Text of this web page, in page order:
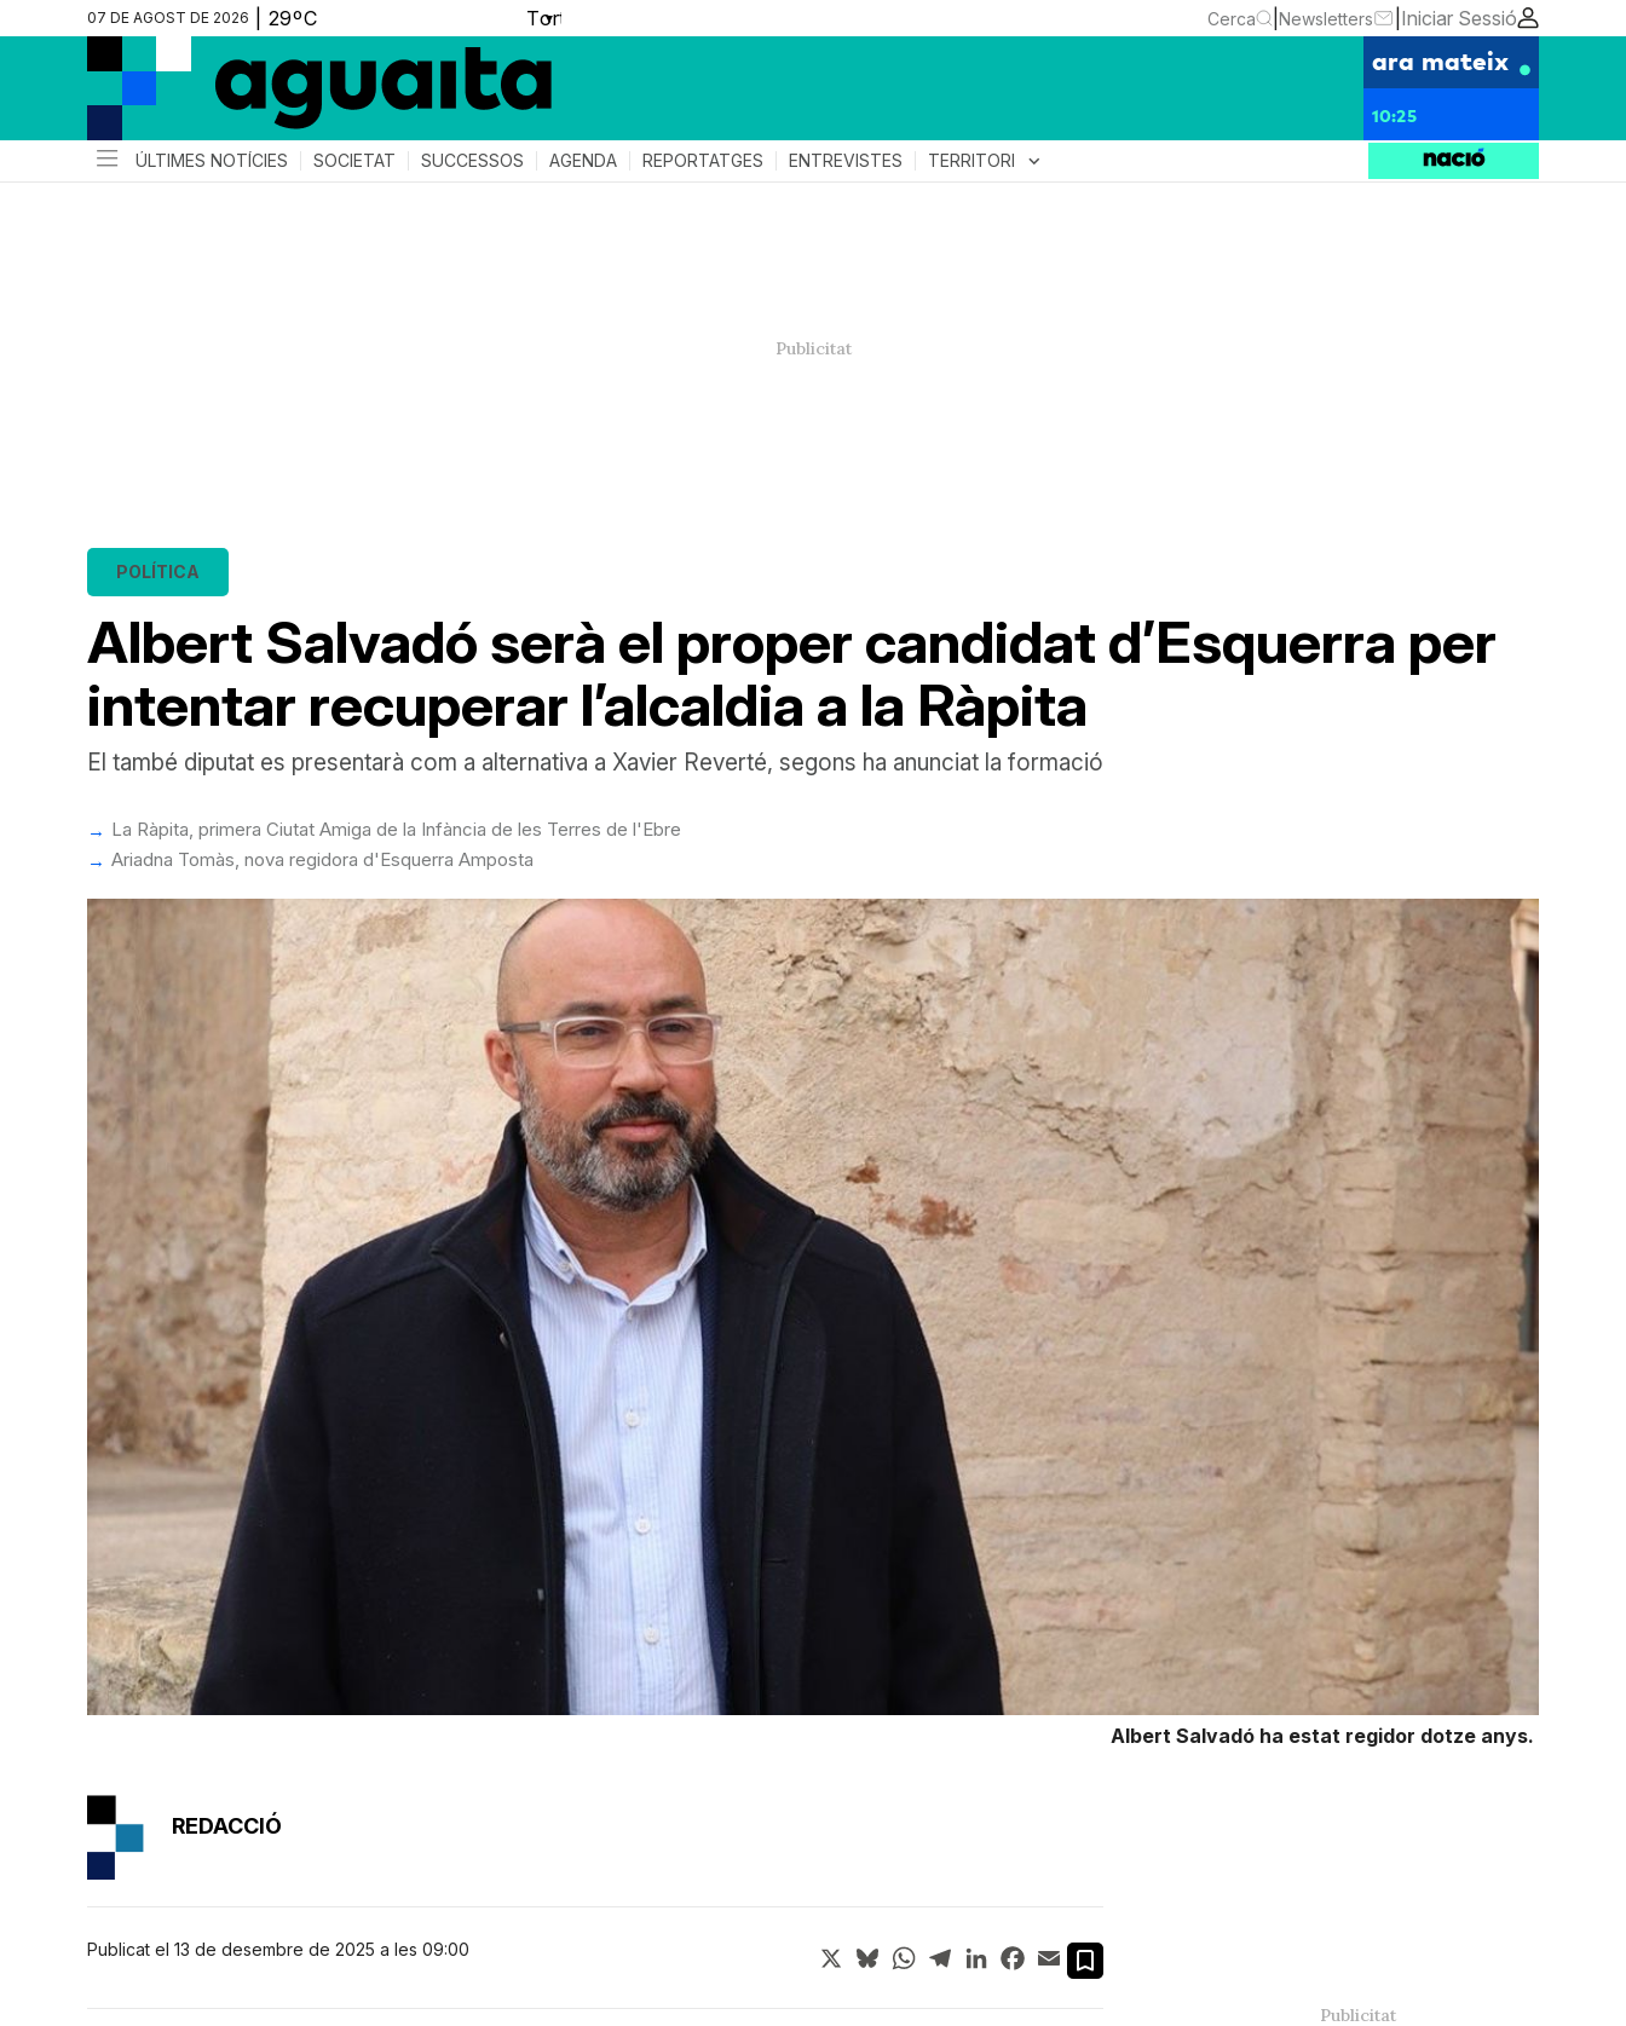
07 DE AGOST DE 2026 ▼ Cerca Newsletters Iniciar Sessió
ara mateix
10:25
ÚLTIMES NOTÍCIES SOCIETAT SUCCESSOS AGENDA REPORTATGES ENTREVISTES TERRITORI expand_more
Albert Salvadó serà el proper candidat d’Esquerra per
intentar recuperar l’alcaldia a la Ràpita
POLÍTICA
El també diputat es presentarà com a alternativa a Xavier Reverté, segons ha anunciat la formació
La Ràpita, primera Ciutat Amiga de la Infància de les Terres de l'Ebre
Ariadna Tomàs, nova regidora d'Esquerra Amposta
Albert Salvadó ha estat regidor dotze anys.
REDACCIÓ
Publicat el 13 de desembre de 2025 a les 09:00 X BlueskyWhatsApp
TelegramLinkedInFacebook
Email